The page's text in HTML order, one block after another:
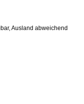
Ausland abweichend